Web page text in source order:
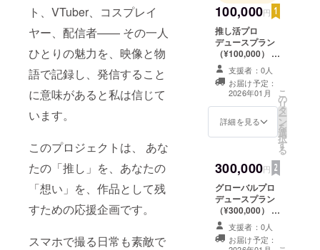
ト、VTuber、コスプレイ
ヤー、配信者—— その一人
ひとりの魅力を、映像と物
語で記録し、発信すること
に意味があると私は信じて
います。
このプロジェクトは、 あな
たの「推し」を、あなたの
「想い」を、作品として残
すための応援企画です。
スマホで撮る日常も素敵で
100,000円
推し活プロ
デュースプラン
（¥100,000） あ
なたの「推し
活」を、マイケ
ルユンデザイン
＆プロモーショ
ンが完全プロ
デュース。 ヒア
想いを形にする
一連のプロセス
をサポートしま
す。 内容： 場
所：東京近郊・
関東圏 日時：２
０２５年１１月
頃を予定 - 出張
支援者：0人
お届け予定：
2026年01月
詳細を見る
こ
の
リ
タ
ー
ン
を
選
択
す
る
300,000円
グローバルプロ
デュースプラン
（¥300,000） 推
し活を、世界に
発信するレベル
へ。 マイケルユ
支援者：0人
お届け予定：